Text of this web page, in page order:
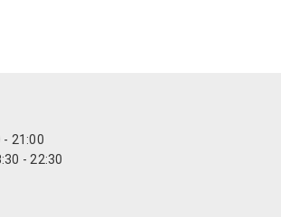
- 21:00
- 22:30